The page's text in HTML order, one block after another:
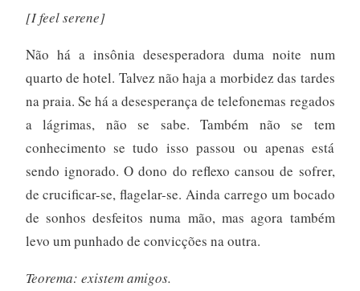
[I feel serene]
Não há a insônia desesperadora duma noite num
quarto de hotel. Talvez não haja a morbidez das tardes
na praia. Se há a desesperança de telefonemas regados
a lágrimas, não se sabe. Também não se tem
conhecimento se tudo isso passou ou apenas está
sendo ignorado. O dono do reflexo cansou de sofrer,
de crucificar-se, flagelar-se. Ainda carrego um bocado
de sonhos desfeitos numa mão, mas agora também
levo um punhado de convicções na outra.
Teorema: existem amigos.